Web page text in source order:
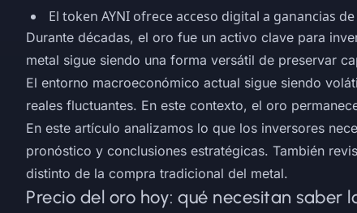
El token AYNI ofrece acceso digital a ganancias
Durante décadas, el oro fue un activo clave para
metal sigue siendo una forma versátil de preservar
El entorno macroeconómico actual sigue siendo
reales fluctuantes. En este contexto, el oro
En este artículo analizamos lo que los inversores
pronóstico y conclusiones estratégicas. También
distinto de la compra tradicional del metal.
Precio del oro hoy: qué necesitan saber